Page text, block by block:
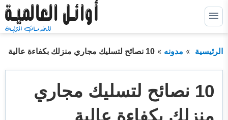
التجاوز
إلى القائمة
عن:
ابحث
خدمات كشف التسربات
القائمة
الفرعية
خدمات عزل خزانات
القائمة
الرئيسية مدونه 10 نصائح لتسليك مجاري منزلك بكفاءة عالية
10 نصائح لتسليك مجاري
منزلك بكفاءة عالية